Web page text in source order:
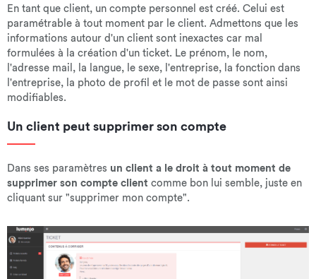
En tant que client, un compte personnel est créé. Celui est
paramétrable à tout moment par le client. Admettons que les
informations autour d'un client sont inexactes car mal
formulées à la création d'un ticket. Le prénom, le nom,
l'adresse mail, la langue, le sexe, l'entreprise, la fonction dans
l'entreprise, la photo de profil et le mot de passe sont ainsi
modifiables.
Un client peut supprimer son compte
Dans ses paramètres un client a le droit à tout moment de
supprimer son compte client comme bon lui semble, juste en
cliquant sur "supprimer mon compte".